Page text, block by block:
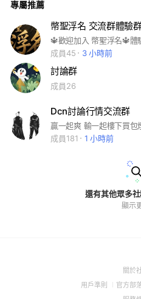
專屬推薦
幣聖浮名 交流群體驗
成員45
3 小時前
討論群
成員26
Dcn討論行情交流群
贏一起爽 輸一起樓下買包
成員181
1 小時前
還有其他眾多
顯示
關於
用戶準則
(Open
官方部